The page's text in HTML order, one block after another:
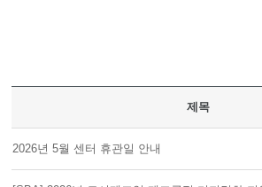
제목
2026년 5월 센터 휴관일 안내